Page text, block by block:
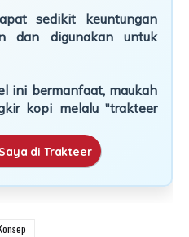
sedikit keuntungan
dan digunakan untuk
ini bermanfaat, maukah
kopi melalu "trakteer
di Trakteer